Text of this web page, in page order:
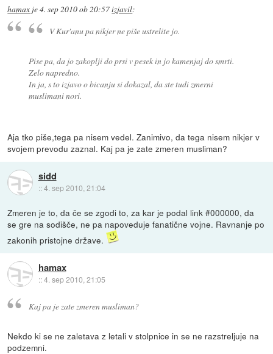
hamax je4. sep 2010 ob 20:57izjavil:
V Kur'anu pa nikjer ne piše ustrelite jo.
Pise pa, da jo zakoplji do prsi v pesek in jo kamenjaj do smrti.
Zelo napredno.
In ja, s to izjavo o bicanju si dokazal, da ste tudi zmerni
muslimani nori.
Aja tko piše,tega pa nisem vedel. Zanimivo, da tega nisem nikjer v
svojem prevodu zaznal. Kaj pa je zate zmeren musliman?
sidd
::4. sep 2010, 21:04
Zmeren je to, da če se zgodi to, za kar je podal link #000000, da
se gre na sodišče, ne pa napoveduje fanatične vojne. Ravnanje po
zakonih pristojne države.
hamax
::4. sep 2010, 21:05
Kaj pa je zate zmeren musliman?
Nekdo ki se ne zaletava z letali v stolpnice in se ne razstreljuje na
podzemni.